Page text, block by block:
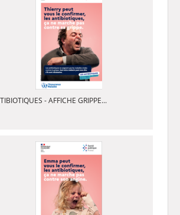
- AFFICHE GRIPPE...